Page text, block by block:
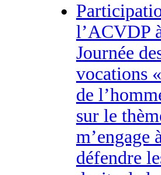
l’ACVDP
Journée
vocations
de
sur le
m’engage
défendre